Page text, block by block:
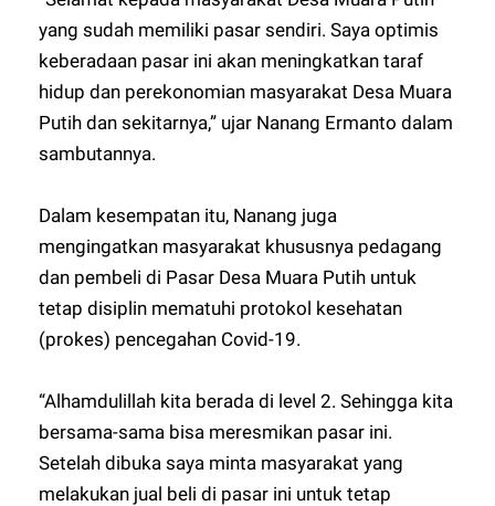
yang sudah memiliki pasar sendiri. Saya optimis
keberadaan pasar ini akan meningkatkan taraf
hidup dan perekonomian masyarakat Desa Muara
Putih dan sekitarnya,” ujar Nanang Ermanto dalam
sambutannya.
Dalam kesempatan itu, Nanang juga
mengingatkan masyarakat khususnya pedagang
dan pembeli di Pasar Desa Muara Putih untuk
tetap disiplin mematuhi protokol kesehatan
(prokes) pencegahan Covid-19.
“Alhamdulillah kita berada di level 2. Sehingga kita
bersama-sama bisa meresmikan pasar ini.
Setelah dibuka saya minta masyarakat yang
melakukan jual beli di pasar ini untuk tetap